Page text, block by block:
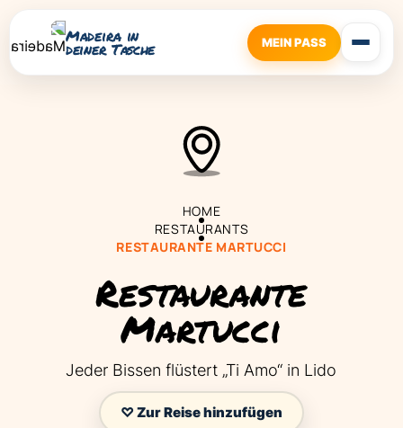
Madeira in
deiner Tasche MEIN PASS
HOME
RESTAURANTS
RESTAURANTE MARTUCCI
Restaurante
Martucci
Jeder Bissen flüstert „Ti Amo“ in Lido
♡ Zur Reise hinzufügen